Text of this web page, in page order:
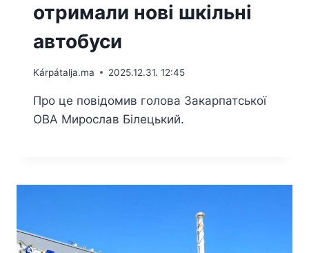
отримали нові шкільні
автобуси
Kárpátalja.ma 2025.12.31. 12:45
Про це повідомив голова Закарпатської
ОВА Мирослав Білецький.